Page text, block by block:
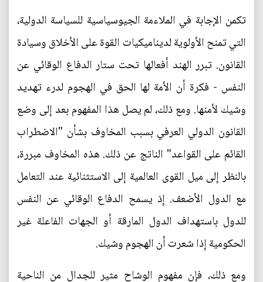
تكمن الإجابة في الملاءمة الجيوسياسية للسياسة الدولية،
التي تمنح الأولوية لديناميكيات القوة على الأخلاق وسيادة
القانون. تبرر الهند أفعالها تحت ستار الدفاع الوقائي عن
النفس - فكرة أن الأمة لها الحق في الهجوم لدرء تهديد
وشيك لأمنها. ومع ذلك، لم يصل هذا المفهوم بعد إلى وضع
القانون الدولي العرفي بسبب المخاوف بشأن "الاضطراب
القائم على القواعد" الناتج عن ذلك. هذه المخاوف مبررة،
بالنظر إلى ميل القوى العالمية إلى الاستثنائية عند التعامل
مع الدول الأضعف. إذ يسمح الدفاع الوقائي عن النفس
للدول باستهداف الدول المارقة أو الجهات الفاعلة غير
الحكومية إذا شعرت أن الهجوم وشيك.
ومع ذلك، فإن مفهوم الوشاح مثير للجدال من الناحية